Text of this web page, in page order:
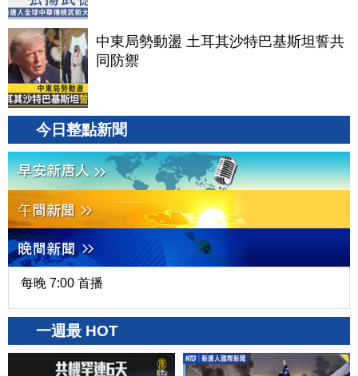
中東局勢動盪 土耳其沙特巴基斯坦誓共
同防禦
今日整點新聞
每晚 7:00 首播
一週最 HOT